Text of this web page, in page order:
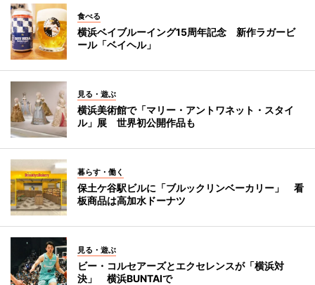
食べる
横浜ベイブルーイング15周年記念 新作ラガービ
ール「ベイヘル」
見る・遊ぶ
横浜美術館で「マリー・アントワネット・スタイ
ル」展 世界初公開作品も
暮らす・働く
保土ケ谷駅ビルに「ブルックリンベーカリー」 看
板商品は高加水ドーナツ
見る・遊ぶ
ビー・コルセアーズとエクセレンスが「横浜対
決」 横浜BUNTAIで